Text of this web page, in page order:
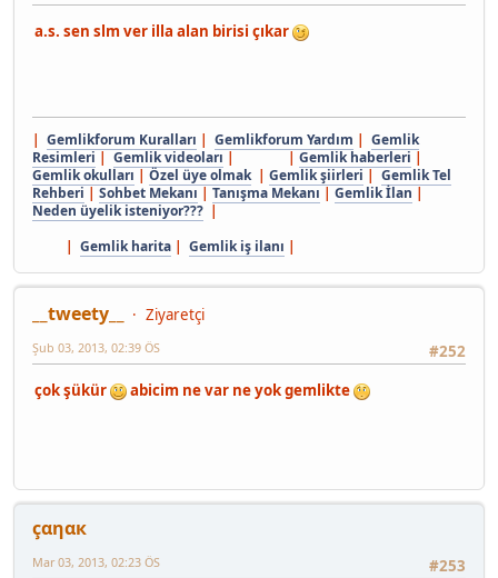
a.s. sen slm ver illa alan birisi çıkar
| Gemlikforum Kuralları | Gemlikforum Yardım | Gemlik
Resimleri | Gemlik videoları | | Gemlik haberleri |
Gemlik okulları | Özel üye olmak| Gemlik şiirleri | Gemlik Tel
Rehberi | Sohbet Mekanı | Tanışma Mekanı | Gemlik İlan |
Neden üyelik isteniyor??? |
| Gemlik harita | Gemlik iş ilanı |
__tweety__
Ziyaretçi
#252
Şub 03, 2013, 02:39 ÖS
çok şükür abicim ne var ne yok gemlikte
çαηαк
#253
Mar 03, 2013, 02:23 ÖS